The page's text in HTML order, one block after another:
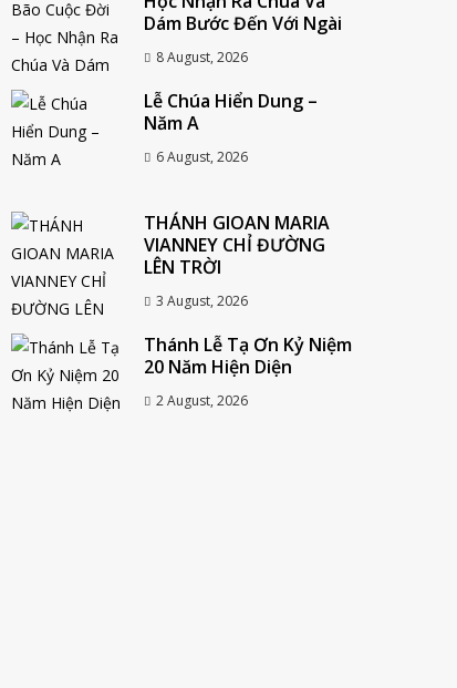
Dám Bước Đến Với Ngài
8 August, 2026
Lễ Chúa Hiển Dung –
Năm A
6 August, 2026
THÁNH GIOAN MARIA
VIANNEY CHỈ ĐƯỜNG
LÊN TRỜI
3 August, 2026
Thánh Lễ Tạ Ơn Kỷ Niệm
20 Năm Hiện Diện
2 August, 2026